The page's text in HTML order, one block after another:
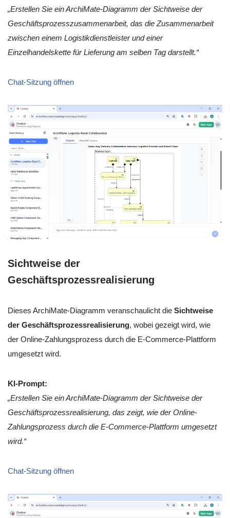
„Erstellen Sie ein ArchiMate-Diagramm der Sichtweise der
Geschäftsprozesszusammenarbeit, das die Zusammenarbeit
zwischen einem Logistikdienstleister und einer
Einzelhandelskette für Lieferung am selben Tag darstellt.“
Chat-Sitzung öffnen
Sichtweise der
Geschäftsprozessrealisierung
Dieses ArchiMate-Diagramm veranschaulicht die Sichtweise
der Geschäftsprozessrealisierung, wobei gezeigt wird, wie
der Online-Zahlungsprozess durch die E-Commerce-Plattform
umgesetzt wird.
KI-Prompt:
„Erstellen Sie ein ArchiMate-Diagramm der Sichtweise der
Geschäftsprozessrealisierung, das zeigt, wie der Online-
Zahlungsprozess durch die E-Commerce-Plattform umgesetzt
wird.“
Chat-Sitzung öffnen